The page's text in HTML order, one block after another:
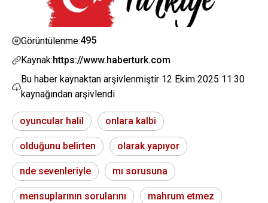
Görüntülenme:495
Kaynak:https://www.haberturk.com
Bu haber kaynaktan arşivlenmiştir 12 Ekim 2025 11:30
kaynağından arşivlendi
oyuncular halil onlara kalbi
olduğunu belirten olarak yapıyor
nde sevenleriyle mı sorusuna
mensuplarının sorularını mahrum etmez